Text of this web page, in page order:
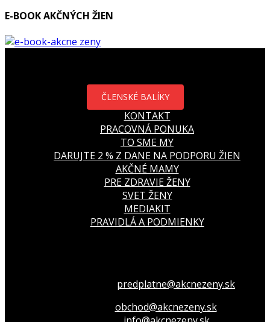
E-BOOK AKČNÝCH ŽIEN
ČLENSKÉ BALÍKY
KONTAKT
PRACOVNÁ PONUKA
TO SME MY
DARUJTE 2 % Z DANE NA PODPORU ŽIEN
AKČNÉ MAMY
PRE ZDRAVIE ŽENY
SVET ŽENY
MEDIAKIT
PRAVIDLÁ A PODMIENKY
predplatne@akcnezeny.sk
obchod@akcnezeny.sk